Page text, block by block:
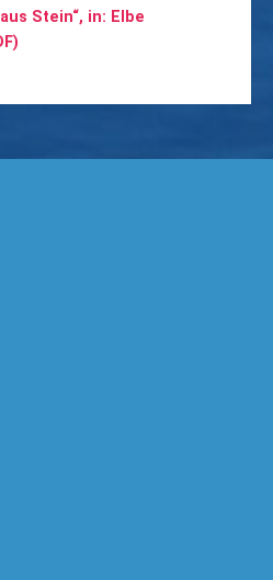
Stein“, in: Elbe